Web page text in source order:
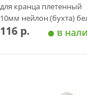
для кранца плетенный
10мм нейлон (бухта)
Skipper
116 р. в